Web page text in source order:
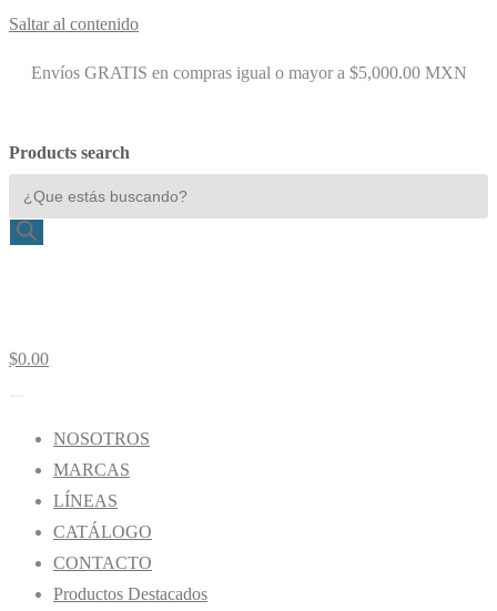
Saltar al contenido
Envíos GRATIS en compras igual o mayor a $5,000.00 MXN
Products search
$0.00
NOSOTROS
MARCAS
LÍNEAS
CATÁLOGO
CONTACTO
Productos Destacados